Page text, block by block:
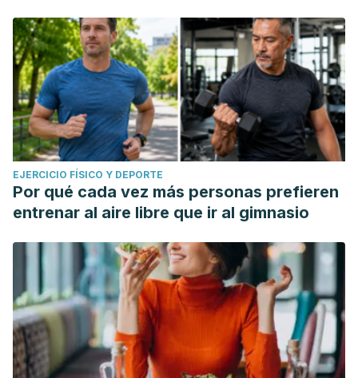
EJERCICIO FÍSICO Y DEPORTE
Por qué cada vez más personas prefieren
entrenar al aire libre que ir al gimnasio